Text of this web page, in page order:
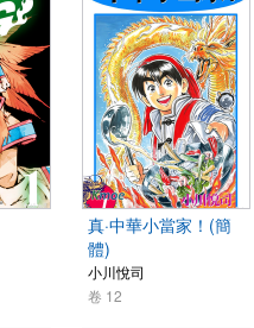
真·中華小當家！(簡
體)
小川悅司
卷 12